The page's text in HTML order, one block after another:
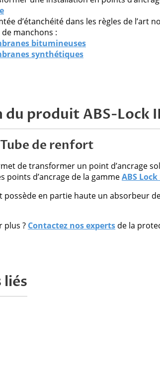
d’étanchéité dans les règles de l’art
manchons :
bitumineuses
synthétiques
produit ABS-Lock
Tube de renfort
de transformer un point d’ancrage
points d’ancrage de la gammeABS Lock
possède en partie haute un absorbeur
plus ? Contactez nos experts de la
liés